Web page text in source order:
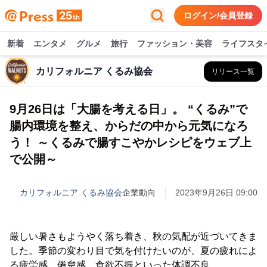
ログイン/会員登録
新着 エンタメ グルメ 旅行 ファッション・美容 ライフスタ
カリフォルニア くるみ協会 リリース一覧
9月26日は「大腸を考える日」。 “くるみ”で
腸内環境を整え、からだの中から元気になろ
う！ ～くるみで腸すこやかレシピをウェブ上
で公開～
カリフォルニア くるみ協会企業動向 2023年9月26日 09:00
厳しい暑さもようやく落ち着き、秋の気配が近づいてきま
した。季節の変わり目で気を付けたいのが、夏の疲れによ
る疲労感、倦怠感、食欲不振といった体調不良。